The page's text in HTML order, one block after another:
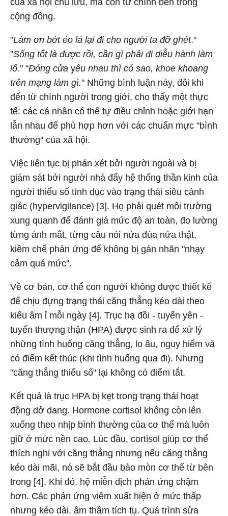
của xã hội chủ lưu, mà còn từ chính bên trong
cộng đồng.
"Làm ơn bớt ẻo lả lại đi cho người ta đỡ ghét."
"Sống tốt là được rồi, cần gì phải đi diễu hành làm
lố." "Đóng cửa yêu nhau thì có sao, khoe khoang
trên mạng làm gì." Những bình luận này, đôi khi
đến từ chính người trong giới, cho thấy một thực
tế: các cá nhân có thể tự điều chỉnh hoặc giới hạn
lẫn nhau để phù hợp hơn với các chuẩn mực "bình
thường" của xã hội.
Việc liên tục bị phán xét bởi người ngoài và bị
giám sát bởi người nhà đẩy hệ thống thần kinh của
người thiểu số tính dục vào trạng thái siêu cảnh
giác (hypervigilance) [3]. Họ phải quét môi trường
xung quanh để đánh giá mức độ an toàn, đo lường
từng ánh mắt, từng câu nói nửa đùa nửa thật,
kiềm chế phản ứng để không bị gán nhãn "nhạy
cảm quá mức".
Về cơ bản, cơ thể con người không được thiết kế
để chịu đựng trạng thái căng thẳng kéo dài theo
kiểu âm ỉ mỗi ngày [4]. Trục hạ đồi - tuyến yên -
tuyến thượng thận (HPA) được sinh ra để xử lý
những tình huống căng thẳng, lo âu, nguy hiểm và
có điểm kết thúc (khi tình huống qua đi). Nhưng
"căng thẳng thiểu số" lại không có điểm tắt.
Kết quả là trục HPA bị kẹt trong trạng thái hoạt
động dở dang. Hormone cortisol không còn lên
xuống theo nhịp bình thường của cơ thể mà luôn
giữ ở mức nền cao. Lúc đầu, cortisol giúp cơ thể
thích nghi với căng thẳng nhưng nếu căng thẳng
kéo dài mãi, nó sẽ bắt đầu bào mòn cơ thể từ bên
trong [4]. Khi đó, hệ miễn dịch phản ứng chậm
hơn. Các phản ứng viêm xuất hiện ở mức thấp
nhưng kéo dài, âm thầm tích tụ. Quá trình sửa